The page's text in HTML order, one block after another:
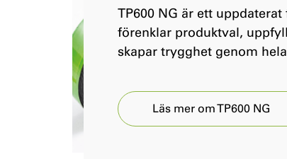
TP600 NG är ett
förenklar produktval,
skapar trygghet genom
Läs mer om TP600 NG